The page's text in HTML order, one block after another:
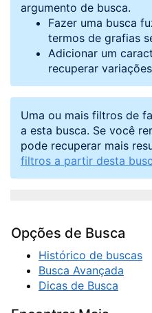
argumento de busca.
Fazer uma busca
termos de grafias
Adicionar um
recuperar
Uma ou mais filtros de
a esta busca. Se você
pode recuperar mais
filtros a partir desta
Opções de Busca
Histórico de buscas
Busca Avançada
Dicas de Busca